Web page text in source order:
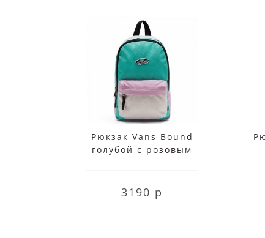
Рюкзак Vans Bound
голубой с розовым
3190 р